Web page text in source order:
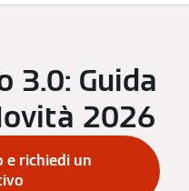
3.0: Guida
2026
e richiedi un